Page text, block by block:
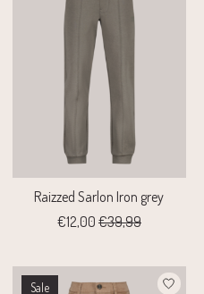
Raizzed Sarlon Iron grey
€12,00 €39,99
Sale